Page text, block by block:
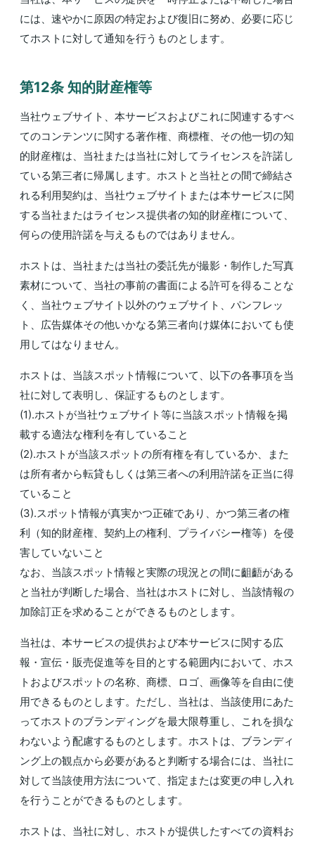
には、速やかに原因の特定および復旧に努め、必要に応じ
てホストに対して通知を行うものとします。
第12条 知的財産権等
当社ウェブサイト、本サービスおよびこれに関連するすべ
てのコンテンツに関する著作権、商標権、その他一切の知
的財産権は、当社または当社に対してライセンスを許諾し
ている第三者に帰属します。ホストと当社との間で締結さ
れる利用契約は、当社ウェブサイトまたは本サービスに関
する当社またはライセンス提供者の知的財産権について、
何らの使用許諾を与えるものではありません。
ホストは、当社または当社の委託先が撮影・制作した写真
素材について、当社の事前の書面による許可を得ることな
く、当社ウェブサイト以外のウェブサイト、パンフレッ
ト、広告媒体その他いかなる第三者向け媒体においても使
用してはなりません。
ホストは、当該スポット情報について、以下の各事項を当
社に対して表明し、保証するものとします。
(1).ホストが当社ウェブサイト等に当該スポット情報を掲
載する適法な権利を有していること
(2).ホストが当該スポットの所有権を有しているか、また
は所有者から転貸もしくは第三者への利用許諾を正当に得
ていること
(3).スポット情報が真実かつ正確であり、かつ第三者の権
利（知的財産権、契約上の権利、プライバシー権等）を侵
害していないこと
なお、当該スポット情報と実際の現況との間に齟齬がある
と当社が判断した場合、当社はホストに対し、当該情報の
加除訂正を求めることができるものとします。
当社は、本サービスの提供および本サービスに関する広
報・宣伝・販売促進等を目的とする範囲内において、ホス
トおよびスポットの名称、商標、ロゴ、画像等を自由に使
用できるものとします。ただし、当社は、当該使用にあた
ってホストのブランディングを最大限尊重し、これを損な
わないよう配慮するものとします。ホストは、ブランディ
ング上の観点から必要があると判断する場合には、当社に
対して当該使用方法について、指定または変更の申し入れ
を行うことができるものとします。
ホストは、当社に対し、ホストが提供したすべての資料お